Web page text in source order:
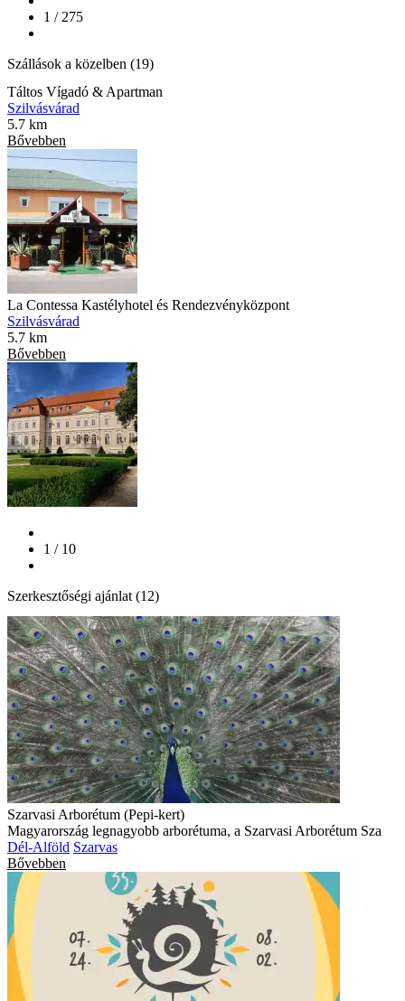
1 / 275
Szállások a közelben (19)
Táltos Vígadó & Apartman
Szilvásvárad
5.7 km
Bővebben
La Contessa Kastélyhotel és Rendezvényközpont
Szilvásvárad
5.7 km
Bővebben
1 / 10
Szerkesztőségi ajánlat (12)
Szarvasi Arborétum (Pepi-kert)
Magyarország legnagyobb arborétuma, a Szarvasi Arborétum Sza
Dél-Alföld Szarvas
Bővebben